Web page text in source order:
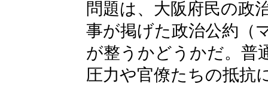
問題は、大阪府民の政
事が掲げた政治公約（
が整うかどうかだ。普
圧力や官僚たちの抵抗